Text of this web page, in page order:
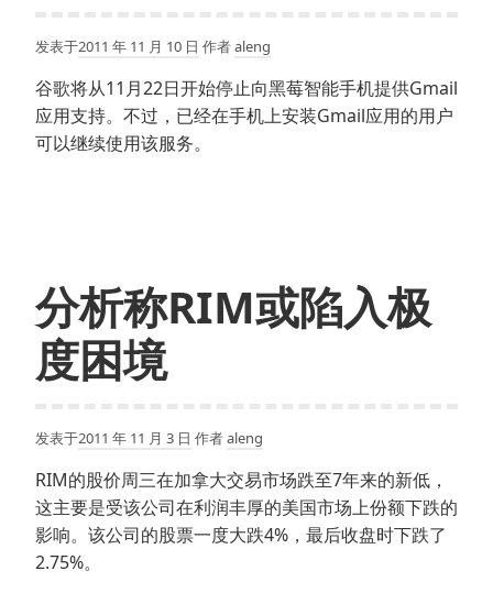
发表于2011 年 11 月 10 日 作者aleng
谷歌将从11月22日开始停止向黑莓智能手机提供Gmail
应用支持。不过，已经在手机上安装Gmail应用的用户
可以继续使用该服务。
分析称RIM或陷入极
度困境
发表于2011 年 11 月 3 日 作者aleng
RIM的股价周三在加拿大交易市场跌至7年来的新低，
这主要是受该公司在利润丰厚的美国市场上份额下跌的
影响。该公司的股票一度大跌4%，最后收盘时下跌了
2.75%。